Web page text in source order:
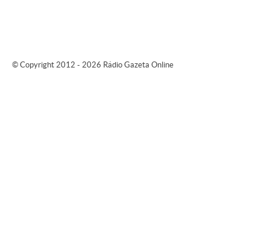
© Copyright 2012 - 2026 Rádio Gazeta Online